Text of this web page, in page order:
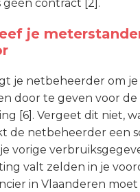
contract [2].
je
je netbeheerder om je
door te geven voor de
[6]. Vergeet dit niet,
de netbeheerder een
vorige
valt zelden in je
in Vlaanderen